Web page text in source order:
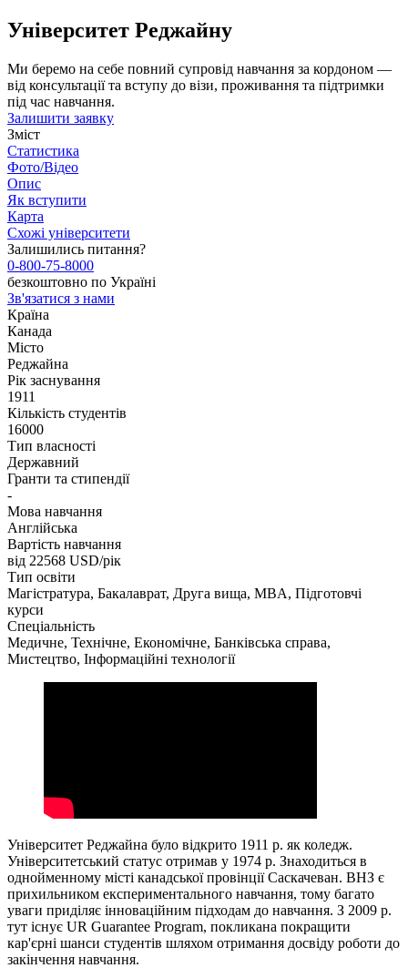
Університет Реджайну
Ми беремо на себе повний супровід навчання за кордоном —
від консультації та вступу до візи, проживання та підтримки
під час навчання.
Залишити заявку
Зміст
Статистика
Фото/Відео
Опис
Як вступити
Карта
Схожі університети
Залишились питання?
0-800-75-8000
безкоштовно по Україні
Зв'язатися з нами
Країна
Канада
Місто
Реджайна
Рік заснування
1911
Кількість студентів
16000
Тип власності
Державний
Гранти та стипендії
-
Мова навчання
Англійська
Вартість навчання
від 22568 USD/рік
Тип освіти
Магістратура, Бакалаврат, Друга вища, MBA, Підготовчі
курси
Спеціальність
Медичне, Технічне, Економічне, Банківська справа,
Мистецтво, Інформаційні технології
Університет Реджайна було відкрито 1911 р. як коледж.
Університетський статус отримав у 1974 р. Знаходиться в
однойменному місті канадської провінції Саскачеван. ВНЗ є
прихильником експериментального навчання, тому багато
уваги приділяє інноваційним підходам до навчання. З 2009 р.
тут існує UR Guarantee Program, покликана покращити
кар'єрні шанси студентів шляхом отримання досвіду роботи до
закінчення навчання.